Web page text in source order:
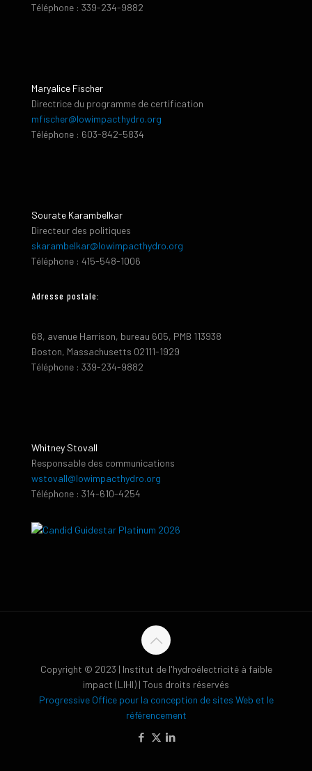
Téléphone : 339-234-9882
Maryalice Fischer
Directrice du programme de certification
mfischer@lowimpacthydro.org
Téléphone : 603-842-5834
Sourate Karambelkar
Directeur des politiques
skarambelkar@lowimpacthydro.org
Téléphone : 415-548-1006
Adresse postale:
68, avenue Harrison, bureau 605, PMB 113938
Boston, Massachusetts 02111-1929
Téléphone : 339-234-9882
Whitney Stovall
Responsable des communications
wstovall@lowimpacthydro.org
Téléphone : 314-610-4254
Copyright © 2023 | Institut de l'hydroélectricité à faible
impact (LIHI) | Tous droits réservés
Progressive Office pour la conception de sites Web et le
référencement